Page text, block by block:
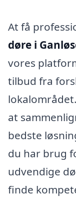
At få
døre i
vores
tilbud fra
at
bedste
du har brug
udvendige
finde